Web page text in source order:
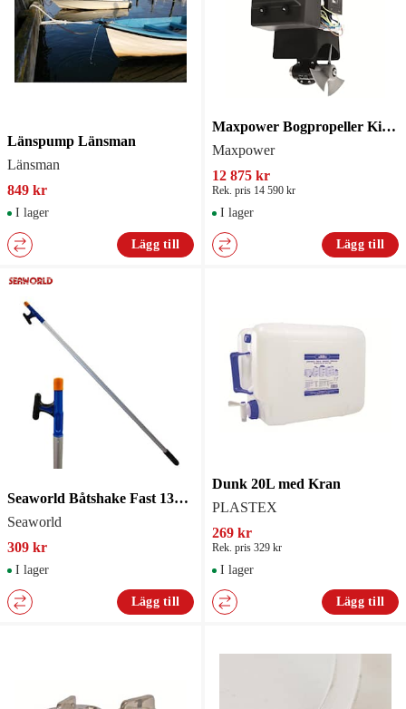
Länspump Länsman
Länsman
849 kr
I lager
Lägg till
Maxpower Bogpropeller Kit Ct35/Rör/Joy
Maxpower
12 875 kr
Rek. pris 14 590 kr
I lager
Lägg till
Seaworld Båtshake Fast 138cm
Seaworld
309 kr
I lager
Lägg till
Dunk 20L med Kran
PLASTEX
269 kr
Rek. pris 329 kr
I lager
Lägg till